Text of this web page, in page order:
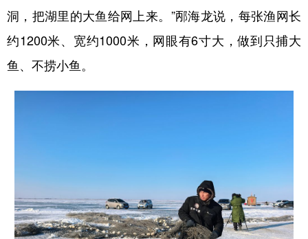
洞，把湖里的大鱼给网上来。”邴海龙说，每张渔网长
约1200米、宽约1000米，网眼有6寸大，做到只捕大
鱼、不捞小鱼。